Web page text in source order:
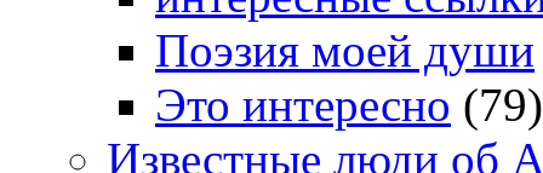
Поэзия моей души
Это интересно (79)
Известные люди об